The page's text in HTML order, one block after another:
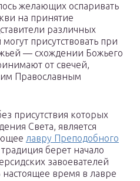
желающих оспаривать
на принятие
различных
присутствовать при
— схождении Божьего
от свечей,
Православным
присутствия которых
Света, является
лавру Преподобного
традиция берет начало
завоевателей
время в лавре